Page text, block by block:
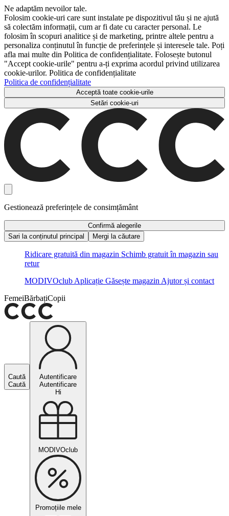
Ne adaptăm nevoilor tale.
Folosim cookie-uri care sunt instalate pe dispozitivul tău și ne ajută
să colectăm informații, cum ar fi date cu caracter personal. Le
folosim în scopuri analitice și de marketing, printre altele pentru a
personaliza conținutul în funcție de preferințele și interesele tale. Poți
afla mai multe din Politica de confidențialitate. Folosește butonul
"Accept cookie-urile" pentru a-ți exprima acordul privind utilizarea
cookie-urilor. Politica de confidențialitate
Politica de confidențialitate
Acceptă toate cookie-urile
Setări cookie-uri
Gestionează preferințele de consimțământ
Confirmă alegerile
Sari la conținutul principal
Mergi la căutare
Ridicare gratuită din magazin Schimb gratuit în magazin sau
retur
MODIVOclub Aplicație Găsește magazin Ajutor și contact
FemeiBărbațiCopii
Caută
Caută
Autentificare
Autentificare
Hi
MODIVOclub
Promoțiile mele